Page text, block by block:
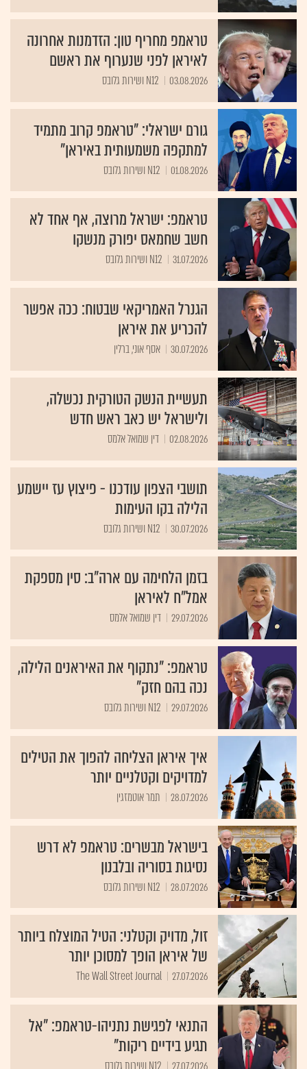
טראמפ מחריף טון: הזדמנות אחרונה
לאיראן לפני שנערוף את ראשם
03.08.2026 N12 ושירות גלובס
גורם ישראלי: "טראמפ קרוב מתמיד
למתקפה משמעותית באיראן"
01.08.2026 N12 ושירות גלובס
טראמפ: ישראל מרוצה, אף אחד לא
חשב שחמאס יפורק מנשקו
31.07.2026 N12 ושירות גלובס
הגנרל האמריקאי שבטוח: ככה אפשר
להכריע את איראן
30.07.2026 אסף אוני, ברלין
תעשיית הנשק הטורקית נכשלה,
ולישראל יש כאב ראש חדש
02.08.2026 דין שמואל אלמס
תושבי הצפון עודכנו - פיצוץ עז יישמע
הלילה בקו העימות
30.07.2026 N12 ושירות גלובס
בזמן הלחימה עם ארה"ב: סין מספקת
אמל"ח לאיראן
29.07.2026 דין שמואל אלמס
טראמפ: "נתקוף את האיראנים הלילה,
נכה בהם חזק"
29.07.2026 N12 ושירות גלובס
איך איראן הצליחה להפוך את הטילים
למדויקים וקטלניים יותר
28.07.2026 תמר אוטמזגין
בישראל מבשרים: טראמפ לא דרש
נסיגות בסוריה ובלבנון
28.07.2026 N12 ושירות גלובס
זול, מדויק וקטלני: הטיל המוצלח ביותר
של איראן הופך למסוכן יותר
27.07.2026
The Wall Street Journal
התנאי לפגישת נתניהו-טראמפ: "אל
תגיע בידיים ריקות"